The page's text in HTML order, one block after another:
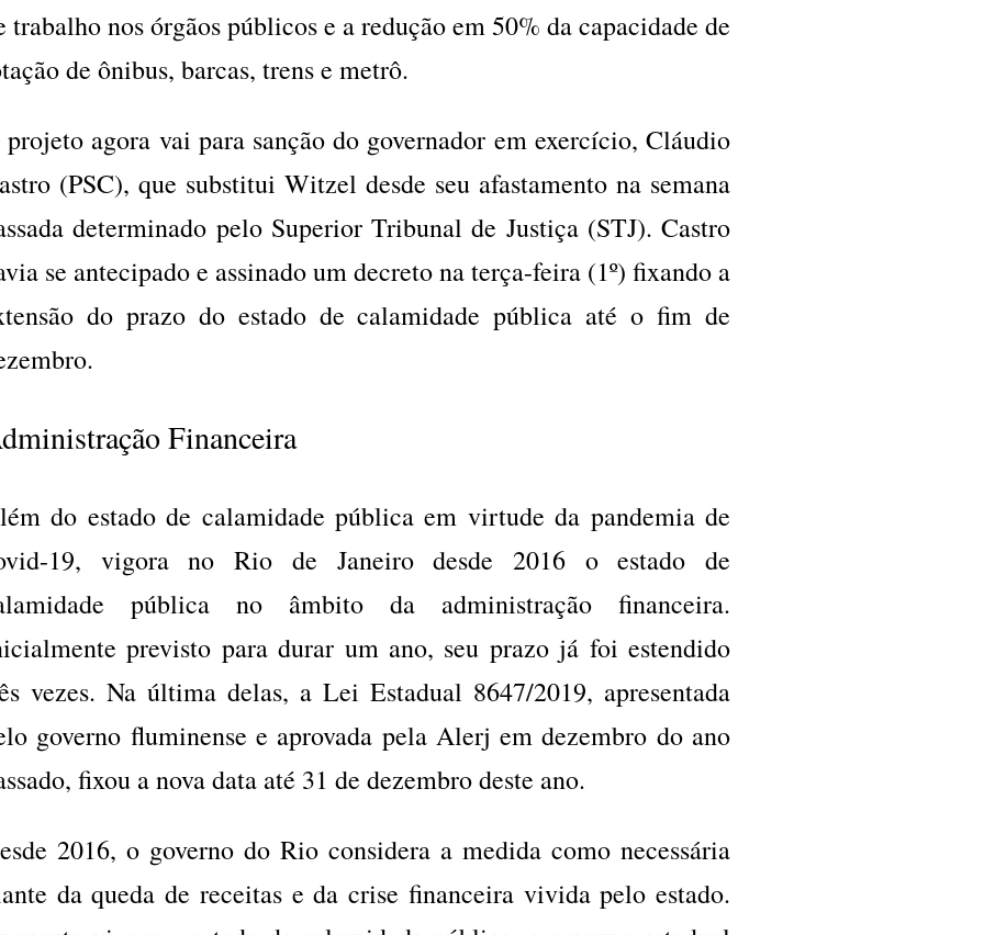
trabalho nos órgãos públicos e a redução em 50% da capacidade de
de ônibus, barcas, trens e metrô.
projeto agora vai para sanção do governador em exercício, Cláudio
(PSC), que substitui Witzel desde seu afastamento na semana
determinado pelo Superior Tribunal de Justiça (STJ). Castro
se antecipado e assinado um decreto na terça-feira (1º) fixando a
do prazo do estado de calamidade pública até o fim de
Financeira
do estado de calamidade pública em virtude da pandemia de
19, vigora no Rio de Janeiro desde 2016 o estado de
pública no âmbito da administração financeira.
previsto para durar um ano, seu prazo já foi estendido
vezes. Na última delas, a Lei Estadual 8647/2019, apresentada
governo fluminense e aprovada pela Alerj em dezembro do ano
fixou a nova data até 31 de dezembro deste ano.
2016, o governo do Rio considera a medida como necessária
da queda de receitas e da crise financeira vivida pelo estado.